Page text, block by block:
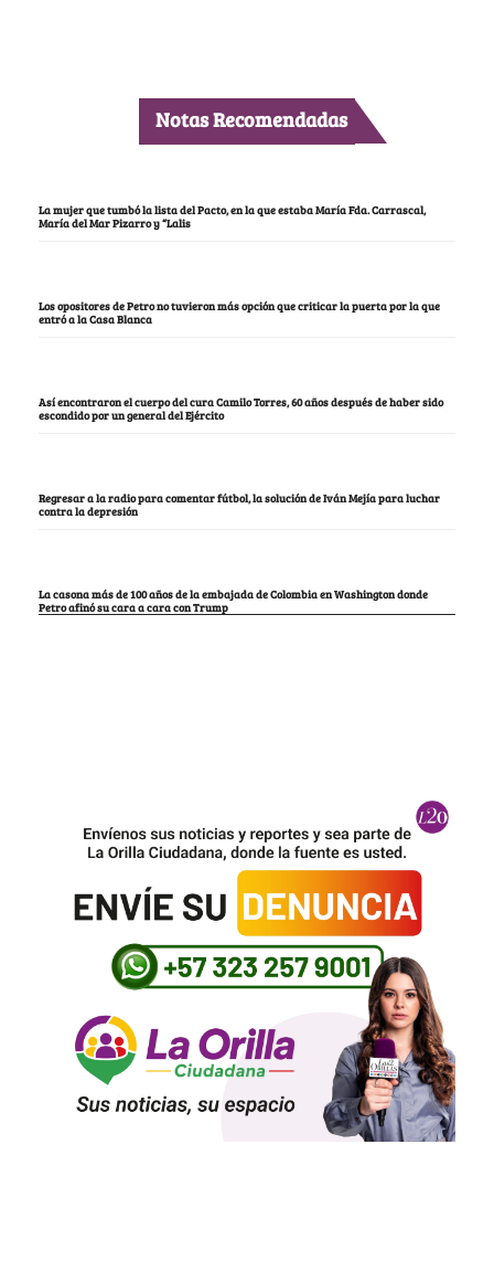
Notas Recomendadas
La mujer que tumbó la lista del Pacto, en la que estaba María Fda. Carrascal,
María del Mar Pizarro y “Lalis
Los opositores de Petro no tuvieron más opción que criticar la puerta por la que
entró a la Casa Blanca
Así encontraron el cuerpo del cura Camilo Torres, 60 años después de haber sido
escondido por un general del Ejército
Regresar a la radio para comentar fútbol, la solución de Iván Mejía para luchar
contra la depresión
La casona más de 100 años de la embajada de Colombia en Washington donde
Petro afinó su cara a cara con Trump